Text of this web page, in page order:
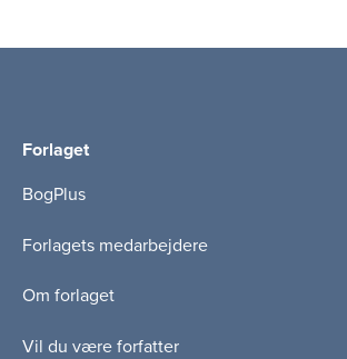
Forlaget
BogPlus
Forlagets medarbejdere
Om forlaget
Vil du være forfatter